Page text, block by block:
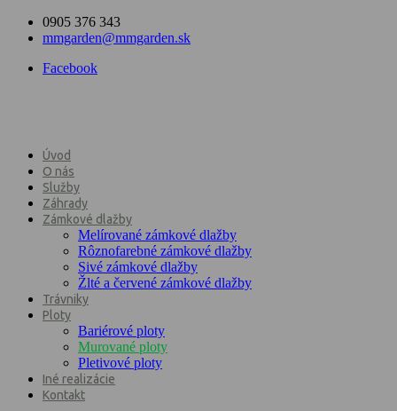
0905 376 343
mmgarden@mmgarden.sk
Facebook
Úvod
O nás
Služby
Záhrady
Zámkové dlažby
Melírované zámkové dlažby
Rôznofarebné zámkové dlažby
Sivé zámkové dlažby
Žlté a červené zámkové dlažby
Trávniky
Ploty
Bariérové ploty
Murované ploty
Pletivové ploty
Iné realizácie
Kontakt